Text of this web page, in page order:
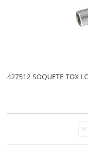
427512 SOQUETE TOX